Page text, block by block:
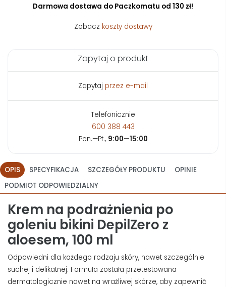
Darmowa dostawa do Paczkomatu od 130 zł!
Zobacz koszty dostawy
Zapytaj o produkt
Zapytaj przez e-mail
Telefonicznie
600 388 443
Pon.—Pt., 9:00—15:00
OPIS SPECYFIKACJA SZCZEGÓŁY PRODUKTU
OPINIE
PODMIOT ODPOWIEDZIALNY
Krem na podrażnienia po
goleniu bikini DepilZero z
aloesem, 100 ml
Odpowiedni dla każdego rodzaju skóry, nawet szczególnie
suchej i delikatnej. Formuła została przetestowana
dermatologicznie nawet na wrażliwej skórze, aby zapewnić